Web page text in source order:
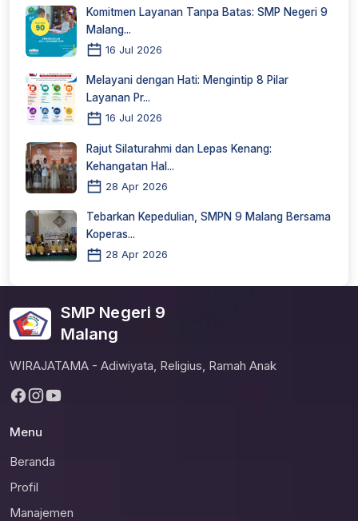
Komitmen Layanan Tanpa Batas: SMP Negeri 9
Malang...
16 Jul 2026
Melayani dengan Hati: Mengintip 8 Pilar
Layanan Pr...
16 Jul 2026
Rajut Silaturahmi dan Lepas Kenang:
Kehangatan Hal...
28 Apr 2026
Tebarkan Kepedulian, SMPN 9 Malang Bersama
Koperas...
28 Apr 2026
SMP Negeri 9
Malang
WIRAJATAMA - Adiwiyata, Religius, Ramah Anak
Menu
Beranda
Profil
Manajemen